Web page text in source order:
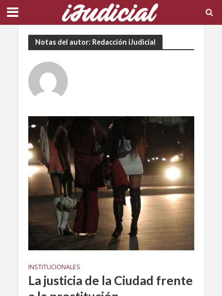
Notas del autor: Redacción iJudicial
INSTITUCIONALES
La justicia de la Ciudad frente